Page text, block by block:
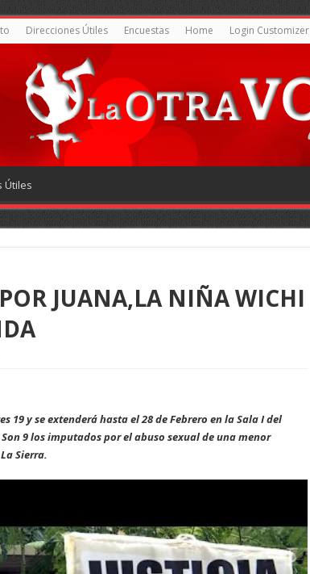
Direcciones Útiles Encuestas Home Login Customizer
Útiles
JUANA,LA NIÑA WICHI
19 y se extenderá hasta el 28 de Febrero en la Sala I del
9 los imputados por el abuso sexual de una menor
Sierra.